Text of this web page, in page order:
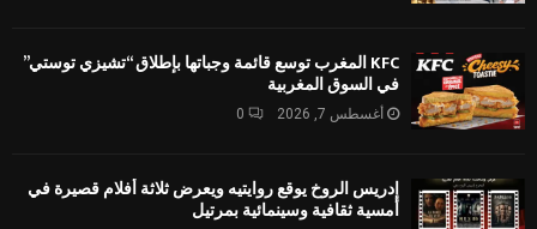
KFC المغرب توسع قائمة وجباتها بإطلاق “تشيزي توستي”
في السوق المغربية
أغسطس 7, 2026 0
إدريس الروخ يوقع روايتيه ويعرض ثلاثة أفلام قصيرة في
أمسية ثقافية وسينمائية بمرتيل